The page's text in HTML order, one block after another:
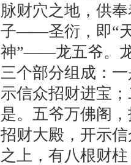
脉财穴之地，供
子——圣衍，即“
神”——龙五爷。
三个部分组成：
示信众招财进宝
是。五爷万佛阁
招财大殿，开示
之上，有八根财